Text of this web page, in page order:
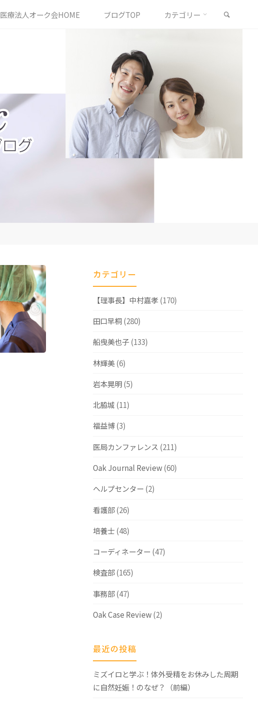
医療法人オーク会HOME ブログTOP カテゴリー
カテゴリー
【理事長】中村嘉孝(170)
田口早桐(280)
船曳美也子(133)
林輝美(6)
岩本晃明(5)
北脇城 (11)
福益博(3)
医局カンファレンス (211)
Oak Journal Review(60)
ヘルプセンター (2)
看護部(26)
培養士(48)
コーディネーター (47)
検査部(165)
事務部(47)
Oak Case Review(2)
最近の投稿
ミズイロと学ぶ！体外受精をお休みした周期
に自然妊娠！のなぜ？（前編）